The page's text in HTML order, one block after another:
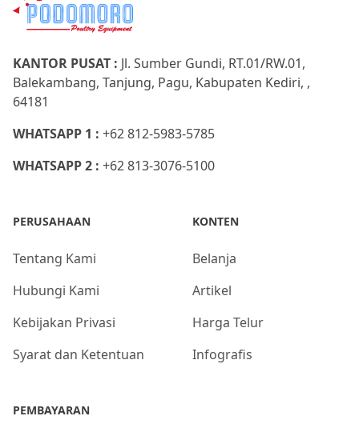
KANTOR PUSAT : Jl. Sumber Gundi, RT.01/RW.01,
Balekambang, Tanjung, Pagu, Kabupaten Kediri, ,
64181
WHATSAPP 1 : +62 812-5983-5785
WHATSAPP 2 : +62 813-3076-5100
PERUSAHAAN
Tentang Kami
Hubungi Kami
Kebijakan Privasi
Syarat dan Ketentuan
KONTEN
Belanja
Artikel
Harga Telur
Infografis
PEMBAYARAN